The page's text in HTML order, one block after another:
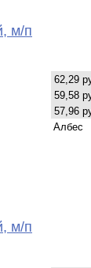
м/п
62,29
59,58
57,96
Албес
м/п